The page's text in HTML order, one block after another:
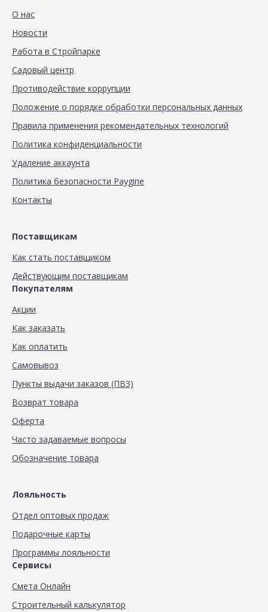
О нас
Новости
Работа в Стройпарке
Садовый центр
Противодействие коррупции
Положение о порядке обработки персональных данных
Правила применения рекомендательных технологий
Политика конфиденциальности
Удаление аккаунта
Политика безопасности Paygine
Контакты
Поставщикам
Как стать поставщиком
Действующим поставщикам
Покупателям
Акции
Как заказать
Как оплатить
Самовывоз
Пункты выдачи заказов (ПВЗ)
Возврат товара
Оферта
Часто задаваемые вопросы
Обозначение товара
Лояльность
Отдел оптовых продаж
Подарочные карты
Программы лояльности
Сервисы
Смета Онлайн
Строительный калькулятор